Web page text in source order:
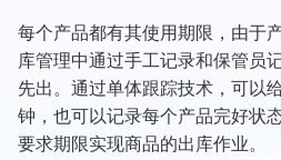
每个产品都有其使用期限，由于
库管理中通过手工记录和保管员
先出。通过单体跟踪技术，可以
钟，也可以记录每个产品完好状
要求期限实现商品的出库作业。